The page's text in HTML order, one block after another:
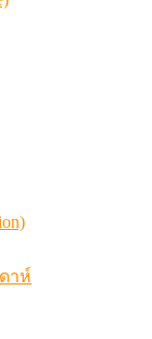
าห์